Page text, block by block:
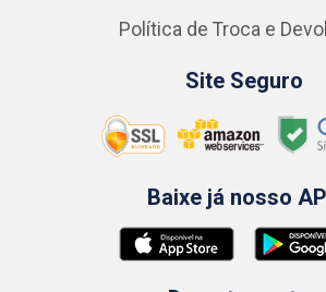
Política de Troca e
Site Seguro
Baixe já nosso